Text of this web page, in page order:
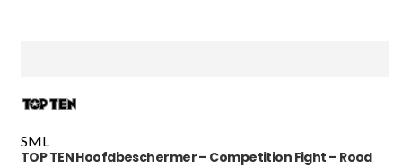
SML
TOP TEN Hoofdbeschermer – Competition Fight – Rood